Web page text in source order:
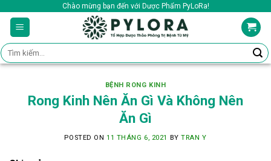
content
Chào mừng bạn đến với Dược Phẩm PyLoRa!
Tìm
kiếm:
BỆNH RONG KINH
Rong Kinh Nên Ăn Gì Và Không Nên
Ăn Gì
POSTED ON 11 THÁNG 6, 2021 BYTRAN Y